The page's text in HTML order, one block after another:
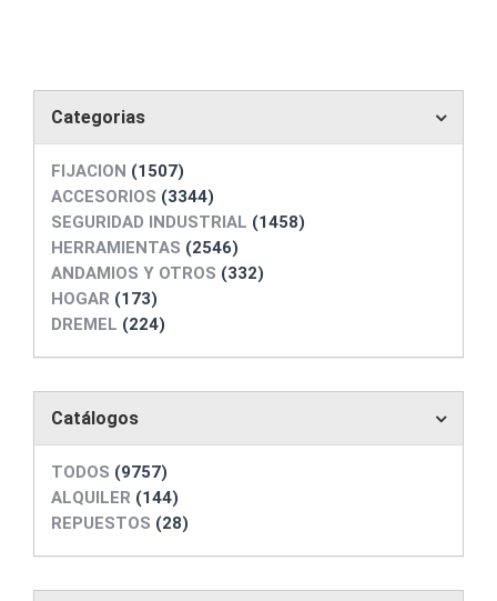
Categorias
FIJACION (1507)
ACCESORIOS (3344)
SEGURIDAD INDUSTRIAL (1458)
HERRAMIENTAS (2546)
ANDAMIOS Y OTROS (332)
HOGAR (173)
DREMEL (224)
Catálogos
TODOS (9757)
ALQUILER (144)
REPUESTOS (28)